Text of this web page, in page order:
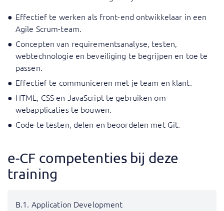
Effectief te werken als front-end ontwikkelaar in een
Agile Scrum-team.
Concepten van requirementsanalyse, testen,
webtechnologie en beveiliging te begrijpen en toe te
passen.
Effectief te communiceren met je team en klant.
HTML, CSS en JavaScript te gebruiken om
webapplicaties te bouwen.
Code te testen, delen en beoordelen met Git.
e-CF competenties bij deze
training
B.1. Application Development